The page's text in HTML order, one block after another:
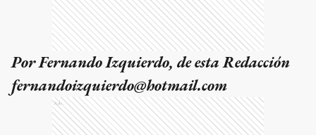
Por Fernando Izquierdo, de esta Redacción
fernandoizquierdo@hotmail.com
Ads